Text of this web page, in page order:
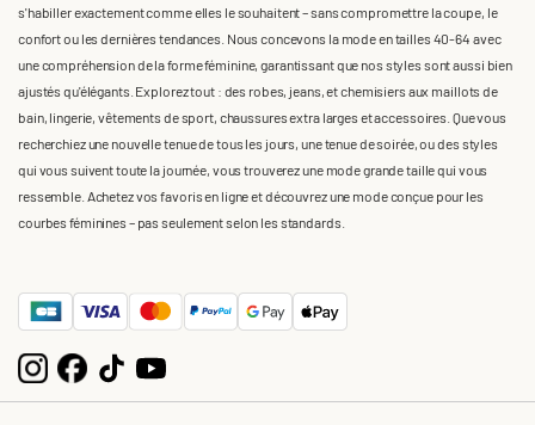
s'habiller exactement comme elles le souhaitent – sans compromettre la coupe, le
confort ou les dernières tendances. Nous concevons la mode en tailles 40-64 avec
une compréhension de la forme féminine, garantissant que nos styles sont aussi bien
ajustés qu'élégants. Explorez tout : des robes, jeans, et chemisiers aux maillots de
bain, lingerie, vêtements de sport, chaussures extra larges et accessoires. Que vous
recherchiez une nouvelle tenue de tous les jours, une tenue de soirée, ou des styles
qui vous suivent toute la journée, vous trouverez une mode grande taille qui vous
ressemble. Achetez vos favoris en ligne et découvrez une mode conçue pour les
courbes féminines – pas seulement selon les standards.